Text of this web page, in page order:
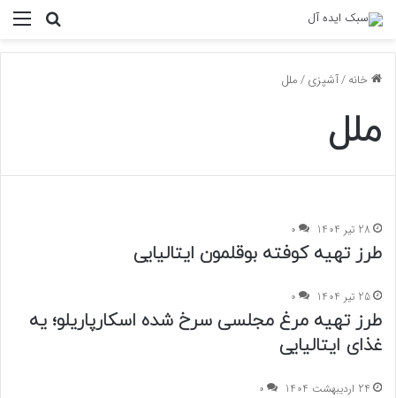
خانه/آشپزی/ملل
ملل
28 تیر 1404 0
طرز تهیه کوفته بوقلمون ایتالیایی
25 تیر 1404 0
طرز تهیه مرغ مجلسی سرخ شده اسکارپاریلو؛ یه
غذای ایتالیایی
24 اردیبهشت 1404 0